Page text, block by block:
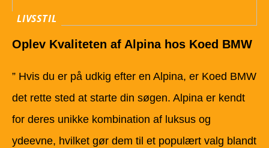
LIVSSTIL
Oplev Kvaliteten af Alpina hos Koed BMW
” Hvis du er på udkig efter en Alpina, er Koed BMW
det rette sted at starte din søgen. Alpina er kendt
for deres unikke kombination af luksus og
ydeevne, hvilket gør dem til et populært valg blandt